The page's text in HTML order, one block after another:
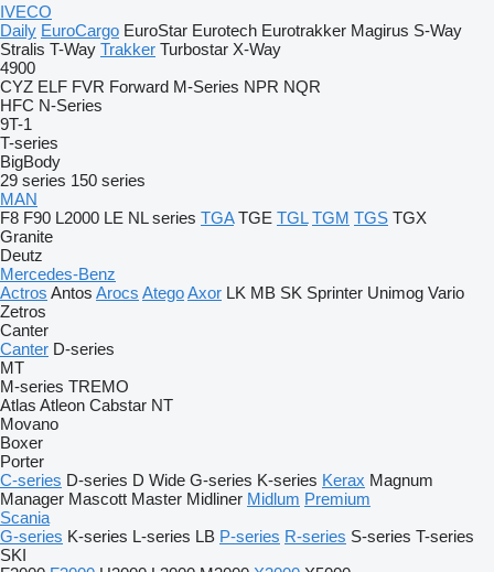
IVECO
Daily EuroCargo EuroStar Eurotech Eurotrakker Magirus S-Way
Stralis T-Way Trakker Turbostar X-Way
4900
CYZ ELF FVR Forward M-Series NPR NQR
HFC N-Series
9T-1
T-series
BigBody
29 series 150 series
MAN
F8 F90 L2000 LE NL series TGA TGE TGL TGM TGS TGX
Granite
Deutz
Mercedes-Benz
Actros Antos Arocs AtegoAxor LK MB SK Sprinter Unimog Vario
Zetros
Canter
Canter D-series
MT
M-series TREMO
Atlas Atleon Cabstar NT
Movano
Boxer
Porter
C-series D-series D Wide G-series K-series Kerax Magnum
Manager Mascott Master Midliner Midlum Premium
Scania
G-series K-series L-series LB P-series R-series S-series T-series
SKI